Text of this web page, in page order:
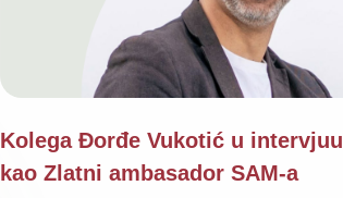
Kolega Đorđe Vukotić u intervjuu
kao Zlatni ambasador SAM-a